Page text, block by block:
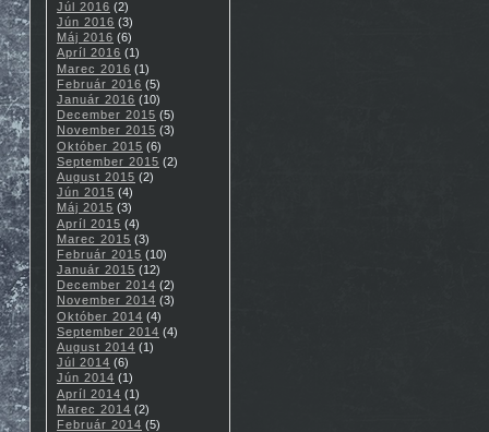
Júl 2016 (2)
Jún 2016 (3)
Máj 2016 (6)
Apríl 2016 (1)
Marec 2016 (1)
Február 2016 (5)
Január 2016 (10)
December 2015 (5)
November 2015 (3)
Október 2015 (6)
September 2015 (2)
August 2015 (2)
Jún 2015 (4)
Máj 2015 (3)
Apríl 2015 (4)
Marec 2015 (3)
Február 2015 (10)
Január 2015 (12)
December 2014 (2)
November 2014 (3)
Október 2014 (4)
September 2014 (4)
August 2014 (1)
Júl 2014 (6)
Jún 2014 (1)
Apríl 2014 (1)
Marec 2014 (2)
Február 2014 (5)